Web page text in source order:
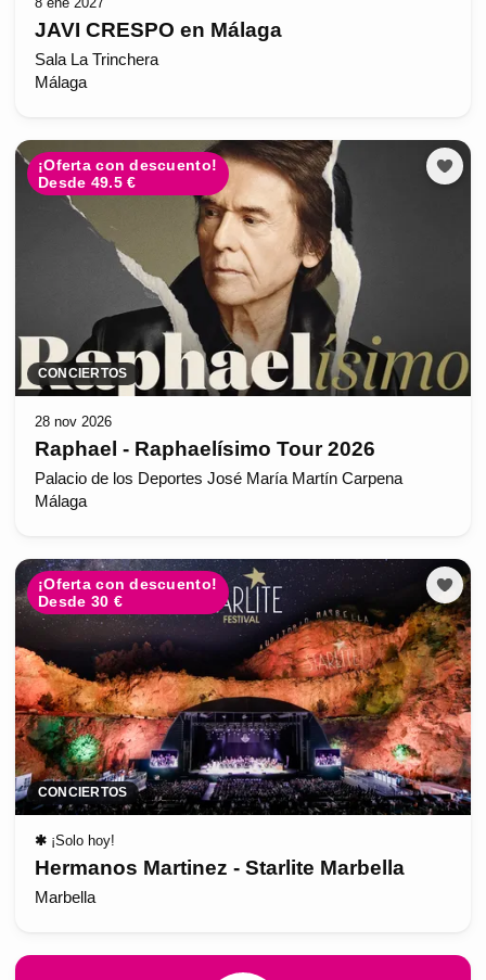
JAVI CRESPO en Málaga
Sala La Trinchera
Málaga
¡Oferta con descuento!
Desde 49.5 €
CONCIERTOS
28 nov 2026
Raphael - Raphaelísimo Tour 2026
Palacio de los Deportes José María Martín Carpena
Málaga
¡Oferta con descuento!
Desde 30 €
CONCIERTOS
✱ ¡Solo hoy!
Hermanos Martinez - Starlite Marbella
Marbella